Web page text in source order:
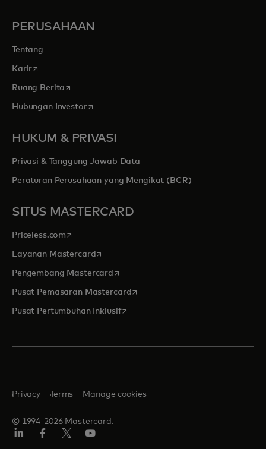
PERUSAHAAN
Tentang
Kariropens in a new tab
Ruang Berita opens in a new tab
Hubungan Investoropens in a new tab
HUKUM & PRIVASI
Privasi & Tanggung Jawab Data
Peraturan Perusahaan yang Mengikat (BCR)
SITUS MASTERCARD
Priceless.com opens in a new tab
Layanan Mastercardopens in a new tab
Pengembang Mastercard opens in a new tab
Pusat Pemasaran Mastercardopens in a new tab
Pusat Pertumbuhan Inklusifopens in a new tab
© 1994-2026 Mastercard.
Privacy Terms Manage cookies